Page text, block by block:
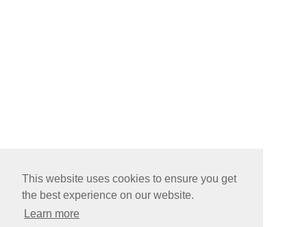
This website uses cookies to ensure you get
the best experience on our website.
Learn more